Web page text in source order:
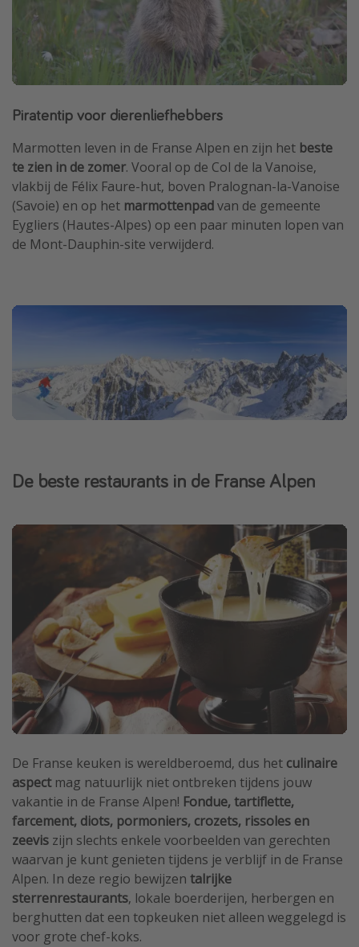
Piratentip voor dierenliefhebbers
Marmotten leven in de Franse Alpen en zijn het beste
te zien in de zomer. Vooral op de Col de la Vanoise,
vlakbij de Félix Faure-hut, boven Pralognan-la-Vanoise
(Savoie) en op het marmottenpadvan de gemeente
Eygliers (Hautes-Alpes) op een paar minuten lopen van
de Mont-Dauphin-site verwijderd.
De beste restaurants in de Franse Alpen
De Franse keuken is wereldberoemd, dus het culinaire
aspectmag natuurlijk niet ontbreken tijdens jouw
vakantie in de Franse Alpen! Fondue, tartiflette,
farcement, diots, pormoniers, crozets, rissoles en
zeevis zijn slechts enkele voorbeelden van gerechten
waarvan je kunt genieten tijdens je verblijf in de Franse
Alpen. In deze regio bewijzen talrijke
sterrenrestaurants, lokale boerderijen, herbergen en
berghutten dat een topkeuken niet alleen weggelegd is
voor grote chef-koks.